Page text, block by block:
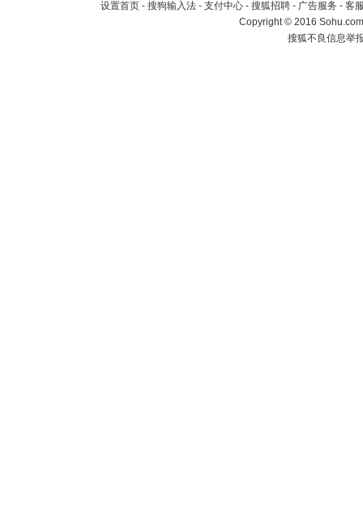
设置首页 - 搜狗输入法 - 支付中心 - 搜狐招聘 - 广告服务 - 客
Copyright©2016
搜狐不良信息举